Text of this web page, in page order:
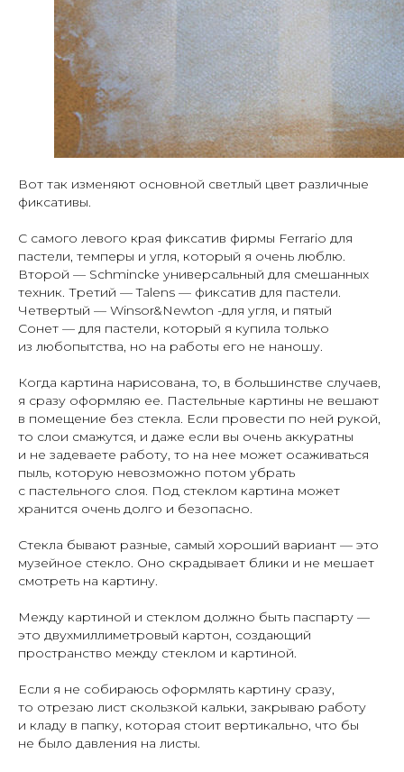
Вот так изменяют основной светлый цвет различные
фиксативы.
С самого левого края фиксатив фирмы Ferrario для
пастели, темперы и угля, который я очень люблю.
Второй — Schmincke универсальный для смешанных
техник. Третий — Talens — фиксатив для пастели.
Четвертый — Winsor&Newton -для угля, и пятый
Сонет — для пастели, который я купила только
из любопытства, но на работы его не наношу.
Когда картина нарисована, то, в большинстве случаев,
я сразу оформляю ее. Пастельные картины не вешают
в помещение без стекла. Если провести по ней рукой,
то слои смажутся, и даже если вы очень аккуратны
и не задеваете работу, то на нее может осаживаться
пыль, которую невозможно потом убрать
с пастельного слоя. Под стеклом картина может
хранится очень долго и безопасно.
Стекла бывают разные, самый хороший вариант — это
музейное стекло. Оно скрадывает блики и не мешает
смотреть на картину.
Между картиной и стеклом должно быть паспарту —
это двухмиллиметровый картон, создающий
пространство между стеклом и картиной.
Если я не собираюсь оформлять картину сразу,
то отрезаю лист скользкой кальки, закрываю работу
и кладу в папку, которая стоит вертикально, что бы
не было давления на листы.